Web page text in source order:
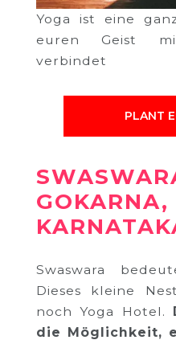
Yoga ist eine
euren Geist
verbindet
PLANT
GOKARNA,
Swaswara
Dieses kleine
noch Yoga Hotel.
die Möglichkeit,